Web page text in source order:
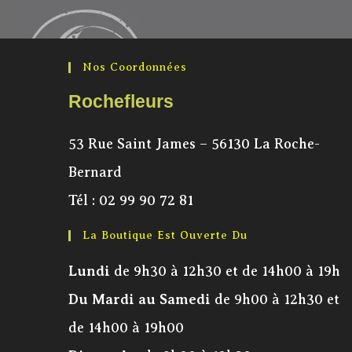
Nos Coordonnées
Rochefleurs
53 Rue Saint James – 56130 La Roche-
Bernard
Tél : 02 99 90 72 81
La Boutique Est Ouverte Du
Lundi de 9h30 à 12h30 et de 14h00 à 19h
Du Mardi au Samedi de 9h00 à 12h30 et
de 14h00 à 19h00